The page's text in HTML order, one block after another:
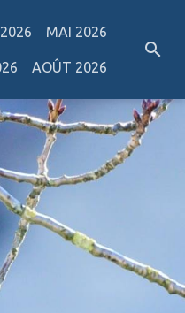
MAI 2026
AOÛT 2026